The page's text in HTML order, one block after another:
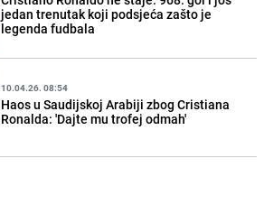
jedan trenutak koji podsjeća zašto je
legenda fudbala
10.04.26. 08:54
Haos u Saudijskoj Arabiji zbog Cristiana
Ronalda: 'Dajte mu trofej odmah'